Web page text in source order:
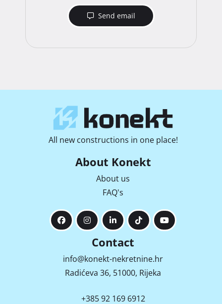
Send email
All new constructions in one place!
About Konekt
About us
FAQ's
Contact
info@konekt-nekretnine.hr
Radićeva 36, 51000, Rijeka
+385 92 169 6912